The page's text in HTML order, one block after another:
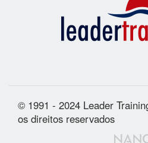
© 1991 - 2024 Leader
os direitos reservados